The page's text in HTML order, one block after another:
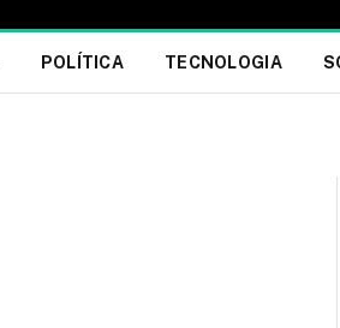
POLÍTICA TECNOLOGIA